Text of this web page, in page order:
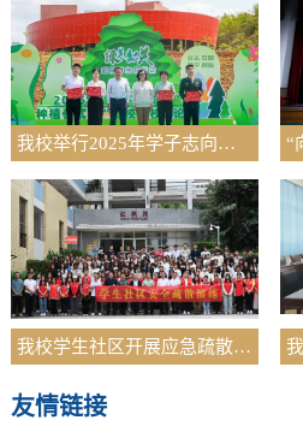
我校举行2025年学子志向林种植仪式暨“爱校荣校”论坛
我校学生社区开展应急疏散演练
友情链接